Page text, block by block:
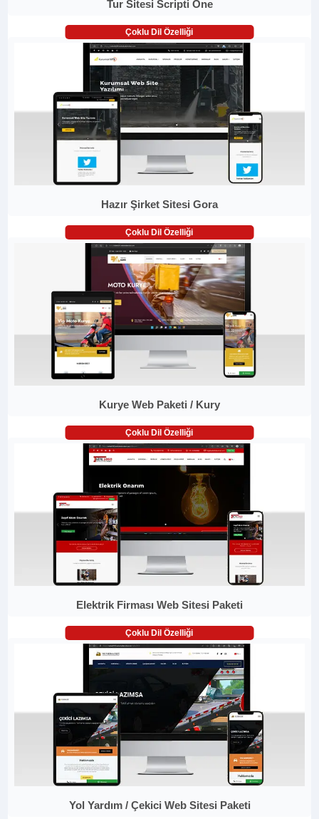
Tur Sitesi Scripti One
Çoklu Dil Özelliği
Hazır Şirket Sitesi Gora
Çoklu Dil Özelliği
Kurye Web Paketi / Kury
Çoklu Dil Özelliği
Elektrik Firması Web Sitesi Paketi
Çoklu Dil Özelliği
Yol Yardım / Çekici Web Sitesi Paketi